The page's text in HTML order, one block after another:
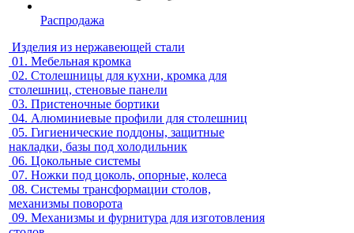
Распродажа
Изделия из нержавеющей стали
01. Мебельная кромка
02. Столешницы для кухни, кромка для
столешниц, стеновые панели
03. Пристеночные бортики
04. Алюминиевые профили для столешниц
05. Гигиенические поддоны, защитные
накладки, базы под холодильник
06. Цокольные системы
07. Ножки под цоколь, опорные, колеса
08. Системы трансформации столов,
механизмы поворота
09. Механизмы и фурнитура для изготовления